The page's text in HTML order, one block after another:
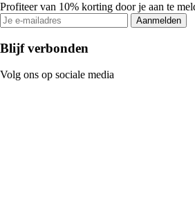
Profiteer van 10% korting door je aan te
Aanmelden
Blijf verbonden
Volg ons op sociale media